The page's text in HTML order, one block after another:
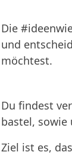
Die
und
möchtest.
Du findest
bastel, sowie
Ziel ist es,